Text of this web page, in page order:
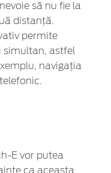
să nu fie la
distanță.
permite
astfel
navigația
E vor putea
ca aceasta